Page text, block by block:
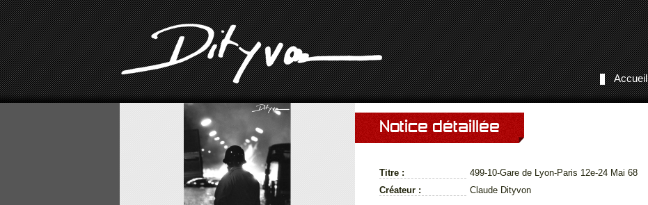
Accueil
Notice détaillée
Titre :
499-10-Gare de Lyon-Paris 12e-24 Mai 68
Créateur :
Claude Dityvon